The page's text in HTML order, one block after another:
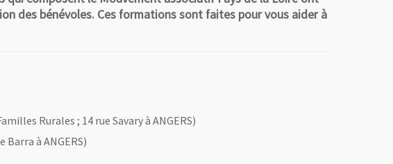
des bénévoles. Ces formations sont faites pour vous aider à
Rurales ; 14 rue Savary à ANGERS)
Barra à ANGERS)